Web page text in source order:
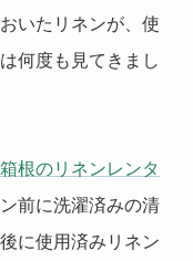
いたリネンが、使
何度も見てきまし
箱根のリネンレンタ
前に洗濯済みの清
に使用済みリネン